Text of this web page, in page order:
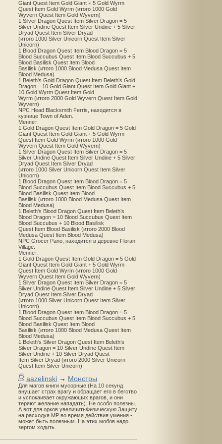
Giant Quest Item Gold Giant + 5 Gold Wyrm
Quest Item Gold Wyrm (итого 1000 Gold
Wyvern Quest Item Gold Wyvern)
1 Silver Dragon Quest Item Silver Dragon = 5
Silver Undine Quest Item Silver Undine + 5 Silver
Dryad Quest Item Silver Dryad
(итого 1000 Silver Unicorn Quest Item Silver
Unicorn)
1 Blood Dragon Quest Item Blood Dragon = 5
Blood Succubus Quest Item Blood Succubus + 5
Blood Basilisk Quest Item Blood
Basilisk (итого 1000 Blood Medusa Quest Item
Blood Medusa)
1 Beleth's Gold Dragon Quest Item Beleth’s Gold
Dragon = 10 Gold Giant Quest Item Gold Giant +
10 Gold Wyrm Quest Item Gold
Wyrm (итого 2000 Gold Wyvern Quest Item Gold
Wyvern)
NPC Head Blacksmith Ferris, находится в
кузнице Town of Aden.
Меняет:
1 Gold Dragon Quest Item Gold Dragon = 5 Gold
Giant Quest Item Gold Giant + 5 Gold Wyrm
Quest Item Gold Wyrm (итого 1000 Gold
Wyvern Quest Item Gold Wyvern)
1 Silver Dragon Quest Item Silver Dragon = 5
Silver Undine Quest Item Silver Undine + 5 Silver
Dryad Quest Item Silver Dryad
(итого 1000 Silver Unicorn Quest Item Silver
Unicorn)
1 Blood Dragon Quest Item Blood Dragon = 5
Blood Succubus Quest Item Blood Succubus + 5
Blood Basilisk Quest Item Blood
Basilisk (итого 1000 Blood Medusa Quest Item
Blood Medusa)
1 Beleth's Blood Dragon Quest Item Beleth’s
Blood Dragon = 10 Blood Succubus Quest Item
Blood Succubus + 10 Blood Basilisk
Quest Item Blood Basilisk (итого 2000 Blood
Medusa Quest Item Blood Medusa)
NPC Grocer Pano, находится в деревне Floran
Village.
Меняет:
1 Gold Dragon Quest Item Gold Dragon = 5 Gold
Giant Quest Item Gold Giant + 5 Gold Wyrm
Quest Item Gold Wyrm (итого 1000 Gold
Wyvern Quest Item Gold Wyvern)
1 Silver Dragon Quest Item Silver Dragon = 5
Silver Undine Quest Item Silver Undine + 5 Silver
Dryad Quest Item Silver Dryad
(итого 1000 Silver Unicorn Quest Item Silver
Unicorn)
1 Blood Dragon Quest Item Blood Dragon = 5
Blood Succubus Quest Item Blood Succubus + 5
Blood Basilisk Quest Item Blood
Basilisk (итого 1000 Blood Medusa Quest Item
Blood Medusa)
1 Beleth's Silver Dragon Quest Item Beleth’s
Silver Dragon = 10 Silver Undine Quest Item
Silver Undine + 10 Silver Dryad Quest
Item Silver Dryad (итого 2000 Silver Unicorn
Quest Item Silver Unicorn)
aazelinski → Монстры
Для магов книги мусорные (На 10 секунд
внушает страх врагу и обращает его в бегство
и успокаивает окружающих врагов, и они
теряют желание нападать). Не особо полезны.
А вот для орков увеличитьФизическую Защиту
на расходуя MP во время действия умения -
может быть полезным. На этих мобов надо
зергом ходить.